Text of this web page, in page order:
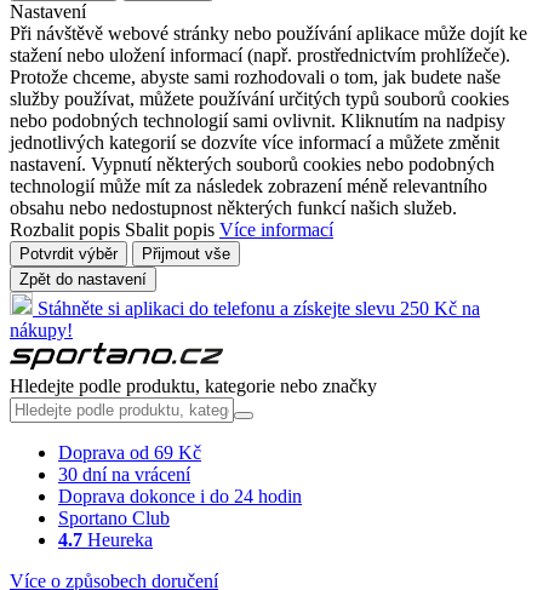
Nastavení
Při návštěvě webové stránky nebo používání aplikace může dojít ke
stažení nebo uložení informací (např. prostřednictvím prohlížeče).
Protože chceme, abyste sami rozhodovali o tom, jak budete naše
služby používat, můžete používání určitých typů souborů cookies
nebo podobných technologií sami ovlivnit. Kliknutím na nadpisy
jednotlivých kategorií se dozvíte více informací a můžete změnit
nastavení. Vypnutí některých souborů cookies nebo podobných
technologií může mít za následek zobrazení méně relevantního
obsahu nebo nedostupnost některých funkcí našich služeb.
Rozbalit popis Sbalit popis Více informací
Potvrdit výběr
Přijmout vše
Zpět do nastavení
Stáhněte si aplikaci do telefonu a získejte slevu 250 Kč na
nákupy!
Hledejte podle produktu, kategorie nebo značky
Doprava od 69 Kč
30 dní na vrácení
Doprava dokonce i do 24 hodin
Sportano Club
4.7 Heureka
Více o způsobech doručení